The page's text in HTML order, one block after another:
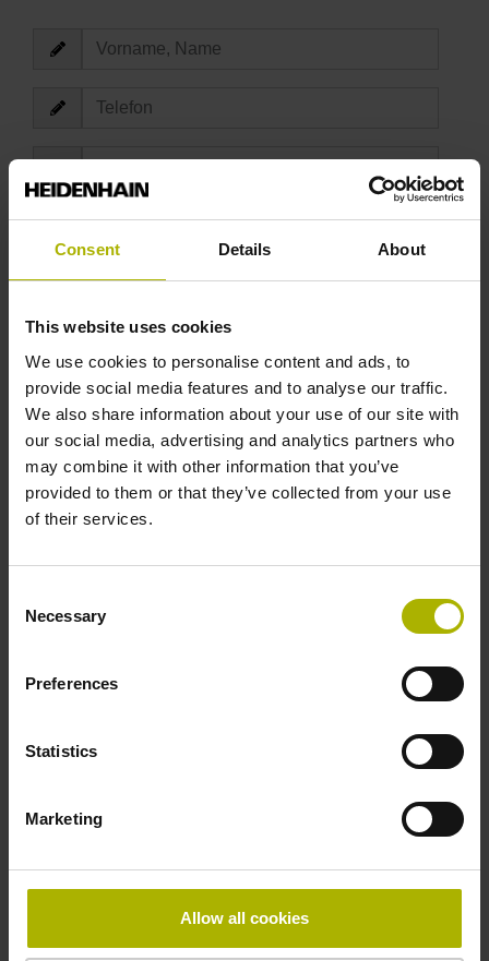
Consent Details About
This website uses cookies
We use cookies to personalise content and ads, to
provide social media features and to analyse our traffic.
We also share information about your use of our site with
our social media, advertising and analytics partners who
may combine it with other information that you’ve
provided to them or that they’ve collected from your use
of their services.
Selection
Necessary
Preferences
Statistics
Marketing
Allow all cookies
anfallenden Kursgebühren der
Qualifizierungsmaßnahme TNC Club.
*
Ich bestätige dieTeilnahmebedingungender
Qualifizierungsmaßnahme TNC Fachkraft
gelesen zu haben.
*
4000,- €
*
Ich bestätige die Hinweise zumDatenschutz
* = Pflichtfeld